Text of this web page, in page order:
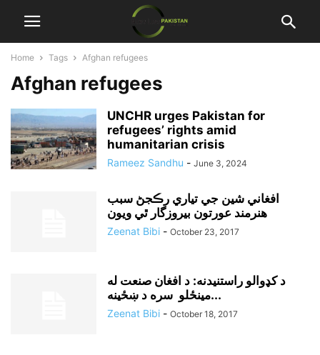
Home Tags Afghan refugees
Afghan refugees
UNCHR urges Pakistan for
refugees’ rights amid
humanitarian crisis
Rameez Sandhu - June 3, 2024
افغاني شين جي تياري رڪجڻ سبب
هنرمند عورتون بيروزگار ٿي ويون
Zeenat Bibi - October 23, 2017
د کډوالو راستنيدنه: د افغان صنعت له
مينځلو سره د ښځينه...
Zeenat Bibi - October 18, 2017